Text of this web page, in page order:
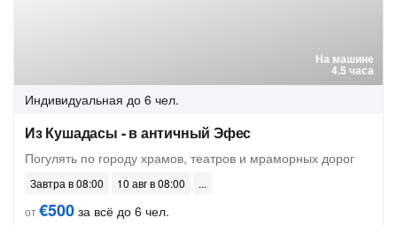
На машине
4.5 часа
Индивидуальная до 6 чел.
Из Кушадасы - в античный Эфес
Погулять по городу храмов, театров и мраморных дорог
Завтра в 08:00
10 авг в 08:00
от€500 за всё до 6 чел.